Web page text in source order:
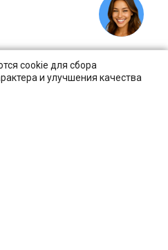
cookie для сбора
и улучшения качества